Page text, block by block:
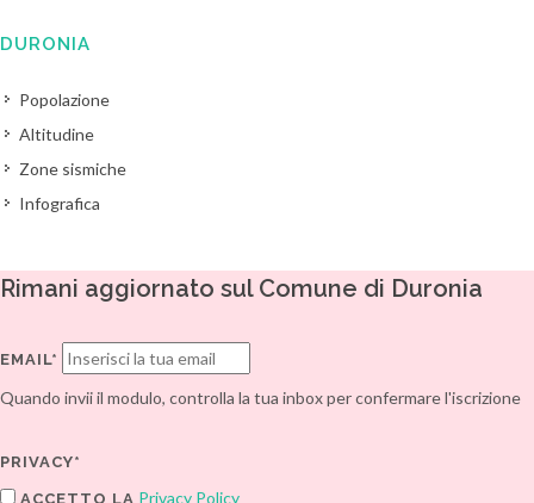
DURONIA
Popolazione
Altitudine
Zone sismiche
Infografica
Rimani aggiornato sul Comune di Duronia
EMAIL*
Quando invii il modulo, controlla la tua inbox per confermare l'iscrizione
PRIVACY*
ACCETTO LA Privacy Policy